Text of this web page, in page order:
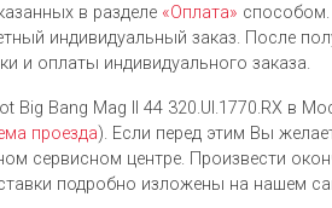
в разделе «Оплата» способом.
индивидуальный заказ. После
и оплаты индивидуального заказа.
Big Bang Mag II 44 320.UI.1770.RX в
проезда). Если перед этим Вы
сервисном центре. Произвести
подробно изложены на нашем